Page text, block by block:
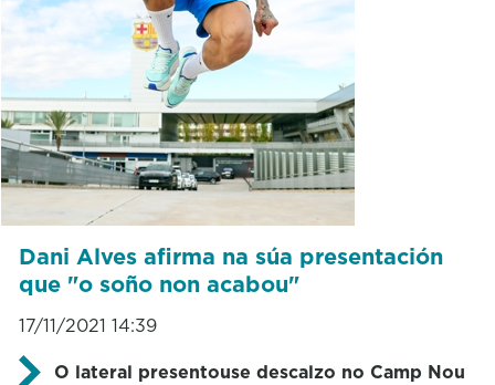
Dani Alves afirma na súa presentación
que "o soño non acabou"
17/11/2021 14:39
O lateral presentouse descalzo no Camp Nou